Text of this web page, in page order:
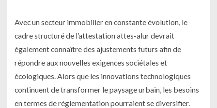
Avec un secteur immobilier en constante évolution, le
cadre structuré de l’attestation attes-alur devrait
également connaître des ajustements futurs afin de
répondre aux nouvelles exigences sociétales et
écologiques. Alors que les innovations technologiques
continuent de transformer le paysage urbain, les besoins
en termes de réglementation pourraient se diversifier.